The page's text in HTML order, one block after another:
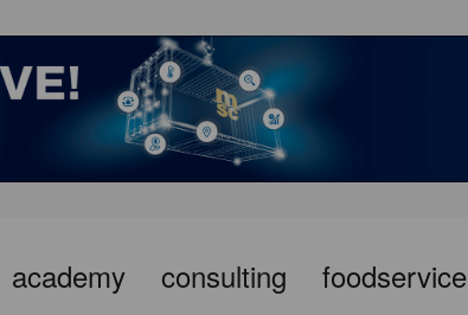
academy consulting foodservice